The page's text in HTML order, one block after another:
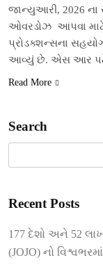
જાન્યુઆરી, 2026 ના
ઓવરડોઝ આપવા માટે
પ્રોડક્શન્સના
આવ્યું છે. એસ આર
Read More
Search
Recent Posts
177 દેશો અને 52 લાખ
(JOJO) નો